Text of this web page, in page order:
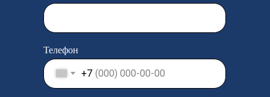
Телефон
+7